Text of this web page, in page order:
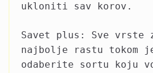
ukloniti sav korov.
Savet plus: Sve vrste
najbolje rastu tokom
odaberite sortu koju